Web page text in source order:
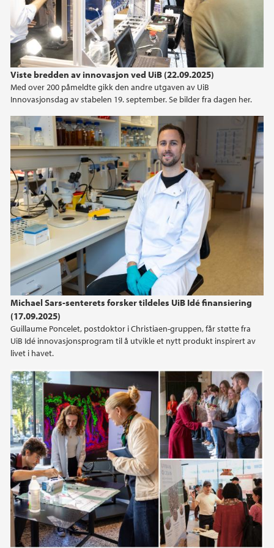
Viste bredden av innovasjon ved UiB (22.09.2025)
Med over 200 påmeldte gikk den andre utgaven av UiB
Innovasjonsdag av stabelen 19. september. Se bilder fra dagen her.
Michael Sars-senterets forsker tildeles UiB Idé finansiering
(17.09.2025)
Guillaume Poncelet, postdoktor i Christiaen-gruppen, får støtte fra
UiB Idé innovasjonsprogram til å utvikle et nytt produkt inspirert av
livet i havet.